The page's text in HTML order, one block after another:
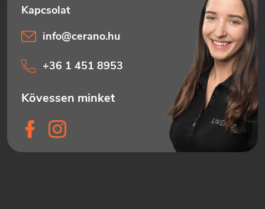
info@cerano.hu
+36 1 451 8953